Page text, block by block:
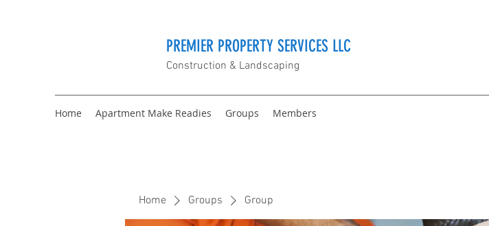
PREMIER PROPERTY SERVICES LLC
Construction & Landscaping
Home Apartment Make Readies Groups Members
Home Groups Group